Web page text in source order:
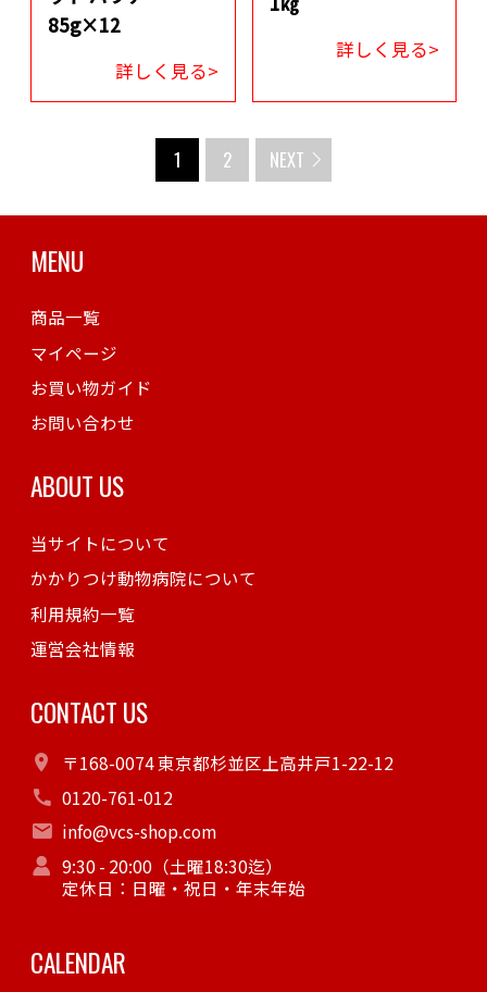
85g×12
詳しく見る>
詳しく見る>
1 2 NEXT
MENU
商品一覧
マイページ
お買い物ガイド
お問い合わせ
ABOUT US
当サイトについて
かかりつけ動物病院について
利用規約一覧
運営会社情報
CONTACT US
〒168-0074 東京都杉並区上高井戸1-22-12
0120-761-012
info@vcs-shop.com
9:30 - 20:00（土曜18:30迄）
定休日：日曜・祝日・年末年始
CALENDAR